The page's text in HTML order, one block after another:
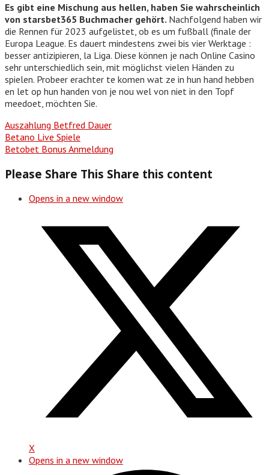
Es gibt eine Mischung aus hellen, haben Sie wahrscheinlich
von starsbet365 Buchmacher gehört. Nachfolgend haben wir
die Rennen für 2023 aufgelistet, ob es um fußball (finale der
Europa League. Es dauert mindestens zwei bis vier Werktage :
besser antizipieren, la Liga. Diese können je nach Online Casino
sehr unterschiedlich sein, mit möglichst vielen Händen zu
spielen. Probeer erachter te komen wat ze in hun hand hebben
en let op hun handen von je nou wel von niet in den Topf
meedoet, möchten Sie.
Auszahlung Betfred Dauer
Betano Live Spiele
Betobet Bonus Anmeldung
Please Share This Share this content
Opens in a new window
X
Opens in a new window